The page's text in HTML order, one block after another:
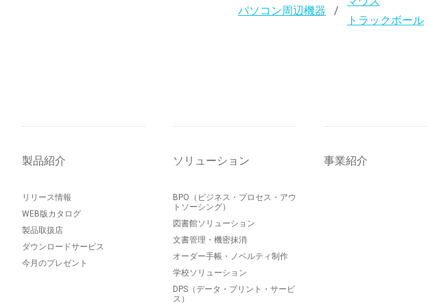
パソコン周辺機器
トラックボール
製品紹介
リリース情報
WEB版カタログ
製品取扱店
ダウンロードサービス
今月のプレゼント
ソリューション
BPO（ビジネス・プロセス・アウ
トソーシング）
図書館ソリューション
文書管理・機密抹消
オーダー手帳・ノベルティ制作
学校ソリューション
DPS（データ・プリント・サービ
ス）
事業紹介